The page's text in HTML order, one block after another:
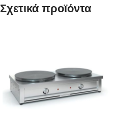
Σχετικά προϊόντα